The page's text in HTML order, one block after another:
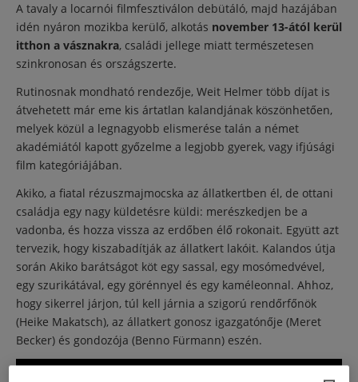
A tavaly a locarnói filmfesztiválon debütáló, majd hazájában
idén nyáron mozikba kerülő, alkotás november 13-ától kerül
itthon a vásznakra, családi jellege miatt természetesen
szinkronosan és országszerte.
Rutinosnak mondható rendezője, Weit Helmer több díjat is
átvehetett már eme kis ártatlan kalandjának köszönhetően,
melyek közül a legnagyobb elismerése talán a német
akadémiától kapott győzelme a legjobb gyerek, vagy ifjúsági
film kategóriájában.
Akiko, a fiatal rézuszmajmocska az állatkertben él, de ottani
családja egy nagy küldetésre küldi: merészkedjen be a
vadonba, és hozza vissza az erdőben élő rokonait. Együtt azt
tervezik, hogy kiszabadítják az állatkert lakóit. Kalandos útja
során Akiko barátságot köt egy sassal, egy mosómedvével,
egy szurikátával, egy görénnyel és egy kaméleonnal. Ahhoz,
hogy sikerrel járjon, túl kell járnia a szigorú rendőrfőnök
(Heike Makatsch), az állatkert gonosz igazgatónője (Meret
Becker) és gondozója (Benno Fürmann) eszén.